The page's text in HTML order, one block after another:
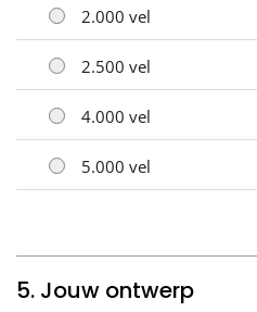
2.000 vel
2.500 vel
4.000 vel
5.000 vel
5. Jouw ontwerp